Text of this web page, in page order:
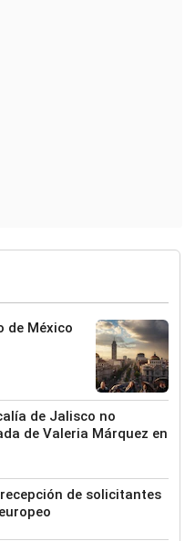
de México
de Jalisco no
de Valeria Márquez en
de solicitantes